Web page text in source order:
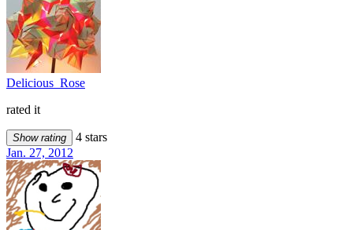
Delicious_Rose
rated it
Show rating
4 stars
Jan. 27, 2012